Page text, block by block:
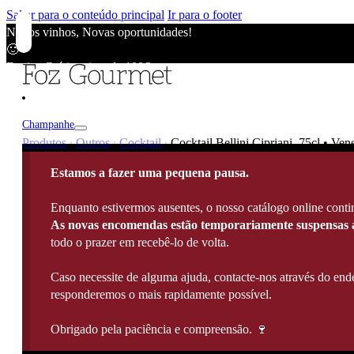
Saltar para o conteúdo principal Ir para o footer
Novos vinhos, Novas oportunidades!
🙂
Envios Grátis acima de 100€
Novos vinhos, Novas oportunidades!
Envios Grátis acima de 100€
Novos vinhos, Novas oportunidades!
Envios Grátis acima de 100€
Champanhe
Champanhe
Champanhe Rosé
Espumantes
Espumantes Rosé
Prosecco
Ver Todos
Produtos | Outros | Cocktail | Cocktail Bellini Cipriani, 75cl •
Estamos a fazer uma pequena pausa.
Enquanto estivermos ausentes, o nosso catálogo online
As novas encomendas estão temporariamente suspensas
todo o prazer em recebê-lo de volta.
Caso necessite de alguma ajuda, contacte-nos através do
responderemos o mais rapidamente possível.
Obrigado pela paciência e compreensão. 🍷